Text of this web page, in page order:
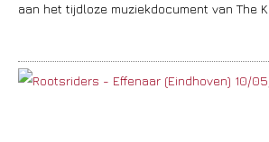
aan het tijdloze muziekdocument van The